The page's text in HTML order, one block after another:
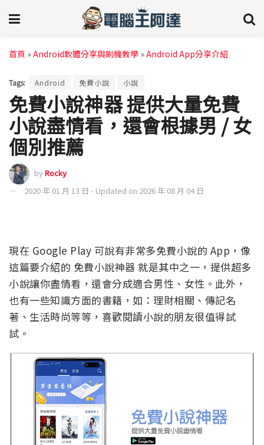
首頁 »Android軟體分享與刷機教學 »Android App分享介紹
Tags: Android 免費小說 小說
免費小說神器 提供大量免費
小說盡情看，還會根據男 / 女
個別推薦
byRocky
2020 年 01 月 13 日 - Updated on 2026 年 08 月 04 日
現在 Google Play 可說有非常多免費小說的 App，像
這篇要介紹的 免費小說神器 就是其中之一，提供超多
小說讓你盡情看，還會分成適合男性、女性。此外，
也有一些知識方面的書籍，如：理財相關、傳記名
著、生活時尚等等，喜歡閱讀小說的朋友很值得試
試。